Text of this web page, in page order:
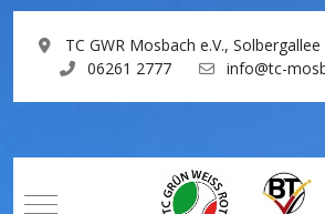
TC GWR Mosbach e.V.,
06261 2777
info@tc-
Mobile Menu Toggle